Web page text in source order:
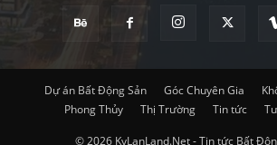
Dự án Bất Động Sản Góc Chuyên Gia
Phong Thủy
Thị Trường Tin tức
© 2026 KyLanLand.Net - Tin tức Bất